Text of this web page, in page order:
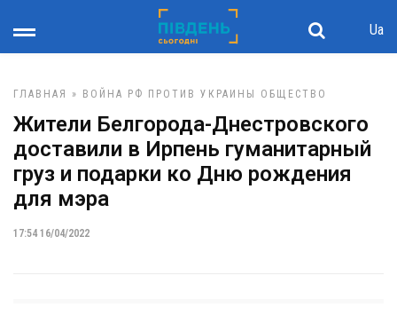
Ua
ГЛАВНАЯ » ВОЙНА РФ ПРОТИВ УКРАИНЫ ОБЩЕСТВО
Жители Белгорода-Днестровского
доставили в Ирпень гуманитарный
груз и подарки ко Дню рождения
для мэра
17:54 16/04/2022